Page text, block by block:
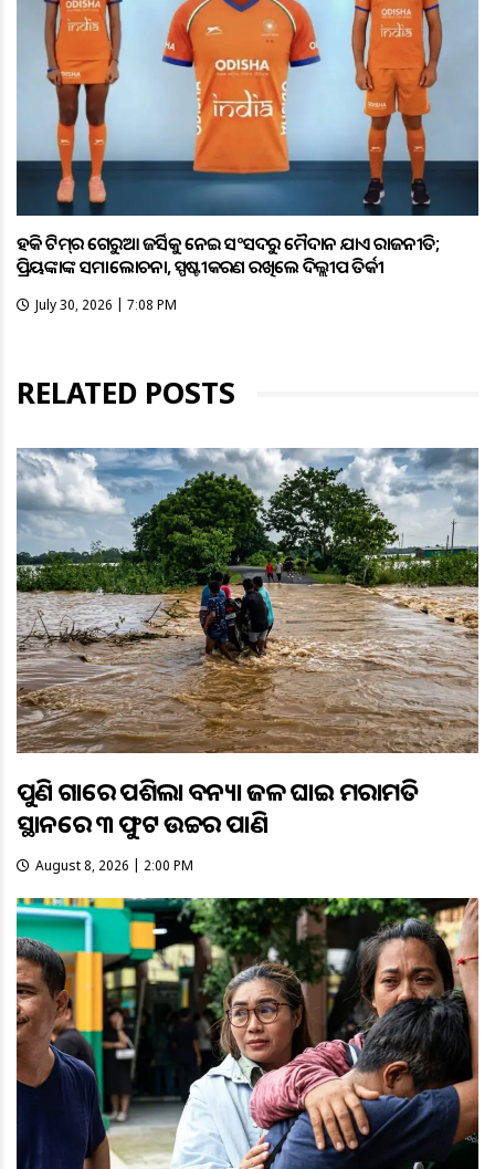
ହକି ଟିମ୍‌ର ଗେରୁଆ ଜର୍ସିକୁ ନେଇ ସଂସଦରୁ ମୈଦାନ ଯାଏଁ ରାଜନୀତି;
ପ୍ରିୟଙ୍କାଙ୍କ ସମାଲୋଚନା, ସ୍ପଷ୍ଟୀକରଣ ରଖିଲେ ଦିଲ୍ଲୀପ ତିର୍କୀ
July 30, 2026 | 7:08 PM
RELATED POSTS
ପୁଣି ଗାଁରେ ପଶିଲା ବନ୍ୟା ଜଳ ଘାଇ ମରାମତି
ସ୍ଥାନରେ ୩ ଫୁଟ ଉଚ୍ଚର ପାଣି
August 8, 2026 | 2:00 PM